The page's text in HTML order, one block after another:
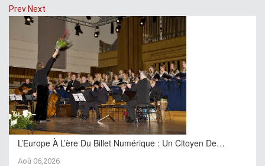
Prev Next
L’Europe À L’ère Du Billet Numérique : Un Citoyen De…
Aoû 06,2026